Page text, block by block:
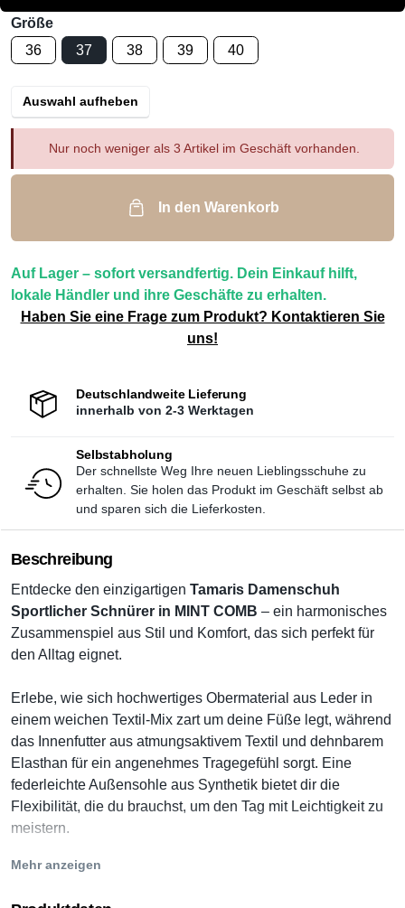
Größe
36
37 38 39 40
Auswahl aufheben
Nur noch weniger als 3 Artikel im Geschäft vorhanden.
In den Warenkorb
Auf Lager – sofort versandfertig. Dein Einkauf hilft,
lokale Händler und ihre Geschäfte zu erhalten.
Haben Sie eine Frage zum Produkt? Kontaktieren Sie
uns!
Deutschlandweite Lieferung
innerhalb von 2-3 Werktagen
Selbstabholung
Der schnellste Weg Ihre neuen Lieblingsschuhe zu
erhalten. Sie holen das Produkt im Geschäft selbst ab
und sparen sich die Lieferkosten.
Beschreibung
Entdecke den einzigartigen Tamaris Damenschuh
Sportlicher Schnürer in MINT COMB – ein harmonisches
Zusammenspiel aus Stil und Komfort, das sich perfekt für
den Alltag eignet.
Erlebe, wie sich hochwertiges Obermaterial aus Leder in
einem weichen Textil-Mix zart um deine Füße legt, während
das Innenfutter aus atmungsaktivem Textil und dehnbarem
Elasthan für ein angenehmes Tragegefühl sorgt. Eine
federleichteAußensohle aus Synthetik bietet dir die
Flexibilität, die du brauchst, um den Tag mit Leichtigkeit zu
meistern.
Ob ausgedehnter Stadtbummel oder der entspannte
Mehr anzeigen